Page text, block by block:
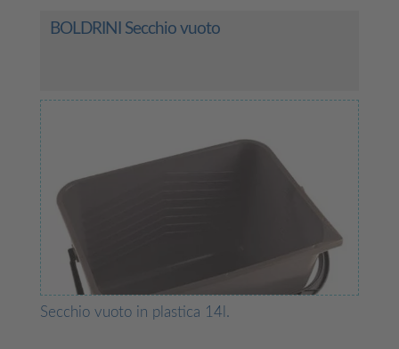
BOLDRINI Secchio vuoto
Secchio vuoto in plastica 14l.